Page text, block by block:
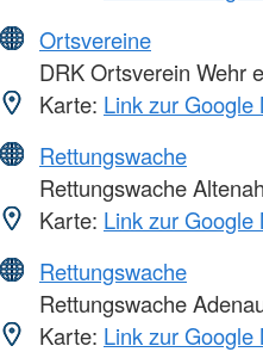
Ortsvereine
DRK Ortsverein Wehr
Karte: Link zur Google
Rettungswache
Rettungswache
Karte: Link zur Google
Rettungswache
Rettungswache
Karte: Link zur Google